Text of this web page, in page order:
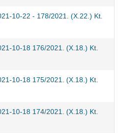
10-22 - 178/2021. (X.22.) Kt.
10-18 176/2021. (X.18.) Kt.
10-18 175/2021. (X.18.) Kt.
10-18 174/2021. (X.18.) Kt.